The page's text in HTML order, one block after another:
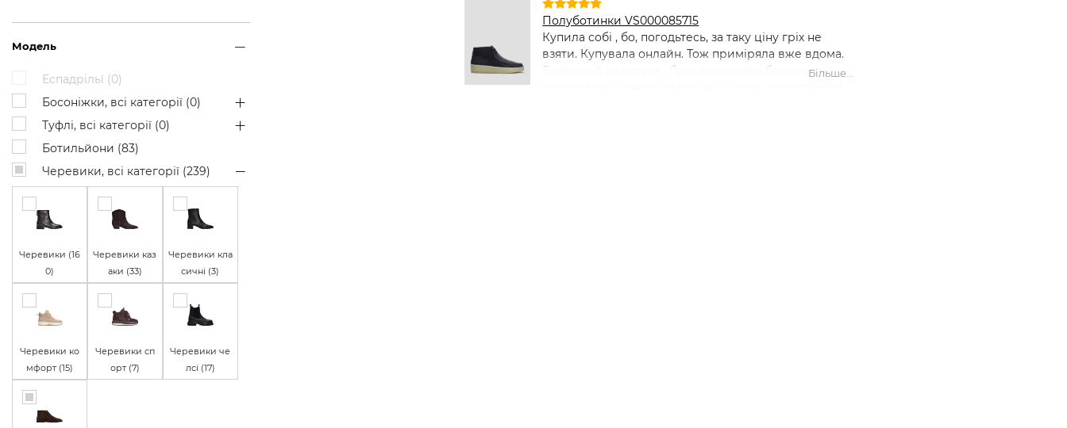
Модель
Еспадрільї (0)
Босоніжки, всі категорії (0)
Туфлі, всі категорії (0)
Ботильйони (83)
Черевики, всі категорії (239)
Черевики (16
0)
Черевики каз
аки (33)
Черевики кла
сичні (3)
Черевики ко
мфорт (15)
Черевики сп
орт (7)
Черевики че
лсі (17)
Полуботинки VS000085715
Купила собі , бо, погодьтесь, за таку ціну гріх не
взяти. Купувала онлайн. Тож приміряла вже вдома.
В перший раз взула , було важкувато бо великий
Більше...